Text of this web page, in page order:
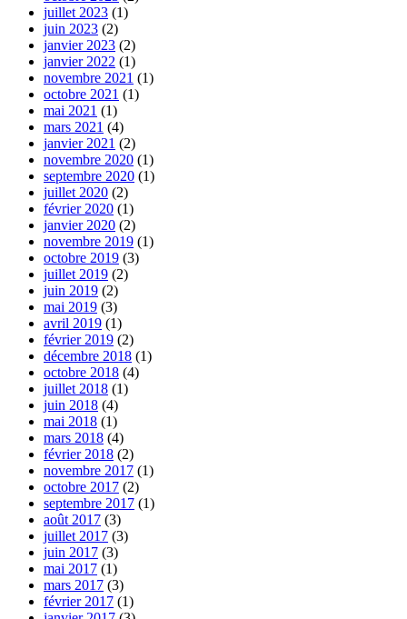
juillet 2023 (1)
juin 2023 (2)
janvier 2023 (2)
janvier 2022 (1)
novembre 2021 (1)
octobre 2021 (1)
mai 2021 (1)
mars 2021 (4)
janvier 2021 (2)
novembre 2020 (1)
septembre 2020 (1)
juillet 2020 (2)
février 2020 (1)
janvier 2020 (2)
novembre 2019 (1)
octobre 2019 (3)
juillet 2019 (2)
juin 2019 (2)
mai 2019 (3)
avril 2019 (1)
février 2019 (2)
décembre 2018 (1)
octobre 2018 (4)
juillet 2018 (1)
juin 2018 (4)
mai 2018 (1)
mars 2018 (4)
février 2018 (2)
novembre 2017 (1)
octobre 2017 (2)
septembre 2017 (1)
août 2017 (3)
juillet 2017 (3)
juin 2017 (3)
mai 2017 (1)
mars 2017 (3)
février 2017 (1)